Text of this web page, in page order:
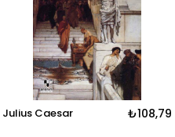
Julius Caesar ₺108,79